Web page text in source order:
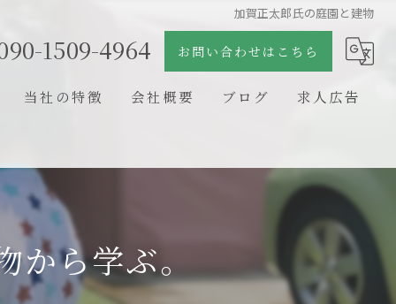
加賀正太郎氏の庭園と建物
1509-4964 お問い合わせはこちら
当社の特徴
石組
剪定
新築
会社概要 ブログ 求人広告
ら学ぶ。